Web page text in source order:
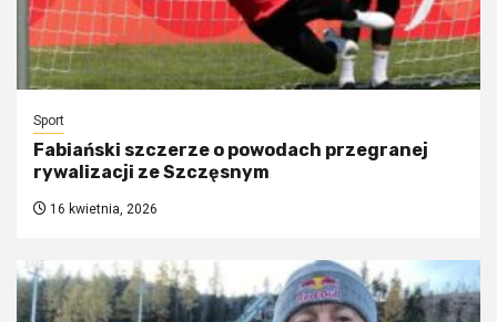
Sport
Fabiański szczerze o powodach przegranej
rywalizacji ze Szczęsnym
16 kwietnia, 2026